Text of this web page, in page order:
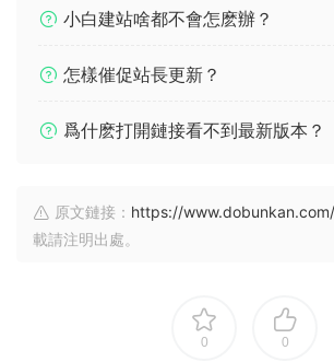
小白建站啥都不會怎麽辦？
怎樣催促站長更新？
爲什麽打開鏈接看不到最新版本？
原文鏈接： https://
載請注明出處。
0 0